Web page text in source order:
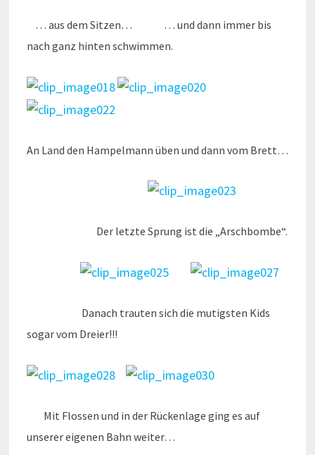
… aus dem Sitzen… … und dann immer bis
nach ganz hinten schwimmen.
An Land den Hampelmann üben und dann vom Brett…
Der letzte Sprung ist die „Arschbombe“.
Danach trauten sich die mutigsten Kids
sogar vom Dreier!!!
Mit Flossen und in der Rückenlage ging es auf
unserer eigenen Bahn weiter…